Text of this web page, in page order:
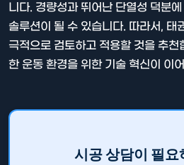
니다. 경량성과 뛰어난 단열성 덕분
솔루션이 될 수 있습니다. 따라서, 태
극적으로 검토하고 적용할 것을 추천
한 운동 환경을 위한 기술 혁신이 이
시공 상담이 필